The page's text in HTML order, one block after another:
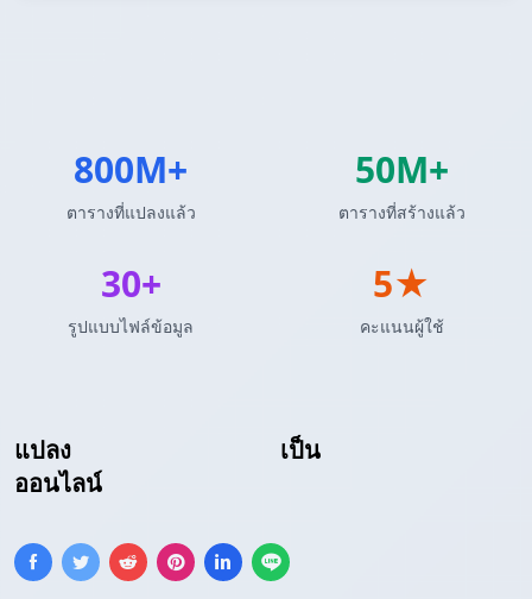
แปลง เป็น
ออนไลน์
800M+
ตารางที่แปลงแล้ว
50M+
ตารางที่สร้างแล้ว
30+
รูปแบบไฟล์ข้อมูล
5★
คะแนนผู้ใช้